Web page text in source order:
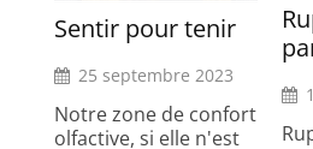
Sentir pour tenir
25 septembre 2023
Notre zone de confort
olfactive, si elle n'est